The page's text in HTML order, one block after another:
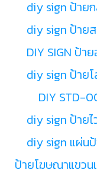
diy sign ป้าย
diy sign ป้าย
DIY SIGN ป้า
diy sign ป้าย
DIY STD-
diy sign ป้าย
diy sign แผ่น
ป้ายโฆษณาแขวน